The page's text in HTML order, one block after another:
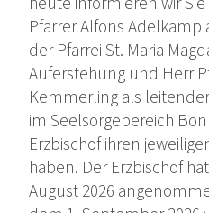
Pfarrer Alfons
der Pfarrei St. Maria
Auferstehung und Herr
Kemmerling als
im Seelsorgebereich
Erzbischof ihren
haben. Der Erzbischof
August 2026